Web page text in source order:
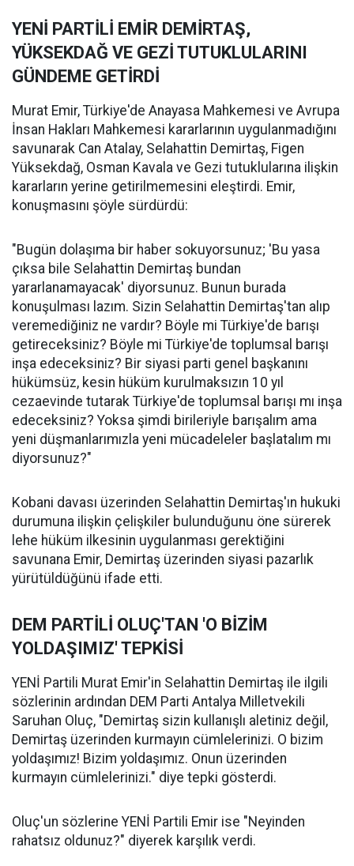
YENİ PARTİLİ EMİR DEMİRTAŞ,
YÜKSEKDAĞ VE GEZİ TUTUKLULARINI
GÜNDEME GETİRDİ
Murat Emir, Türkiye'de Anayasa Mahkemesi ve Avrupa
İnsan Hakları Mahkemesi kararlarının uygulanmadığını
savunarak Can Atalay, Selahattin Demirtaş, Figen
Yüksekdağ, Osman Kavala ve Gezi tutuklularına ilişkin
kararların yerine getirilmemesini eleştirdi. Emir,
konuşmasını şöyle sürdürdü:
"Bugün dolaşıma bir haber sokuyorsunuz; 'Bu yasa
çıksa bile Selahattin Demirtaş bundan
yararlanamayacak' diyorsunuz. Bunun burada
konuşulması lazım. Sizin Selahattin Demirtaş'tan alıp
veremediğiniz ne vardır? Böyle mi Türkiye'de barışı
getireceksiniz? Böyle mi Türkiye'de toplumsal barışı
inşa edeceksiniz? Bir siyasi parti genel başkanını
hükümsüz, kesin hüküm kurulmaksızın 10 yıl
cezaevinde tutarak Türkiye'de toplumsal barışı mı inşa
edeceksiniz? Yoksa şimdi birileriyle barışalım ama
yeni düşmanlarımızla yeni mücadeleler başlatalım mı
diyorsunuz?"
Kobani davası üzerinden Selahattin Demirtaş'ın hukuki
durumuna ilişkin çelişkiler bulunduğunu öne sürerek
lehe hüküm ilkesinin uygulanması gerektiğini
savunana Emir, Demirtaş üzerinden siyasi pazarlık
yürütüldüğünü ifade etti.
DEM PARTİLİ OLUÇ'TAN 'O BİZİM
YOLDAŞIMIZ' TEPKİSİ
YENİ Partili Murat Emir'in Selahattin Demirtaş ile ilgili
sözlerinin ardından DEM Parti Antalya Milletvekili
Saruhan Oluç, "Demirtaş sizin kullanışlı aletiniz değil,
Demirtaş üzerinden kurmayın cümlelerinizi. O bizim
yoldaşımız! Bizim yoldaşımız. Onun üzerinden
kurmayın cümlelerinizi." diye tepki gösterdi.
Oluç'un sözlerine YENİ Partili Emir ise "Neyinden
rahatsız oldunuz?" diyerek karşılık verdi.